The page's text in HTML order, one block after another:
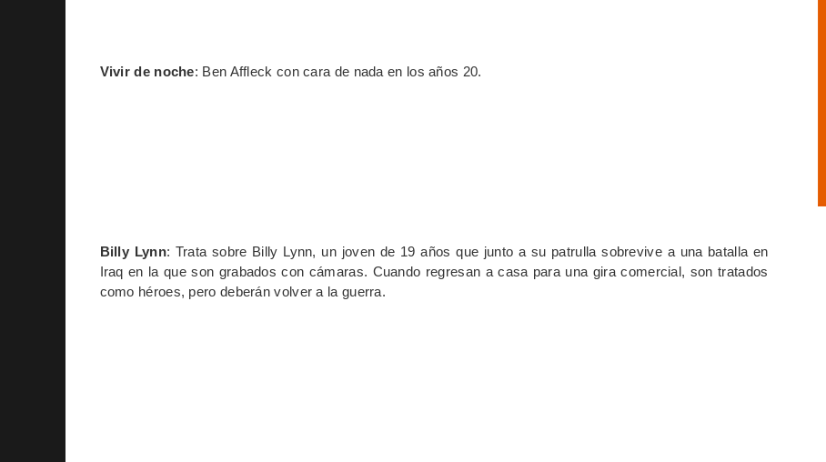
Vivir de noche: Ben Affleck con cara de nada en los años 20.
Billy Lynn: Trata sobre Billy Lynn, un joven de 19 años que junto a su patrulla sobrevive a una batalla en
Iraq en la que son grabados con cámaras. Cuando regresan a casa para una gira comercial, son tratados
como héroes, pero deberán volver a la guerra.